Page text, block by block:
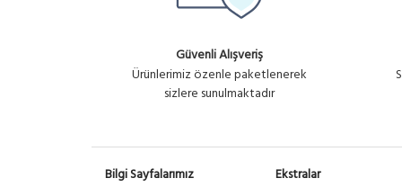
Güvenli Alışveriş
Ürünlerimiz özenle paketlenerek
sizlere sunulmaktadır
Bilgi Sayfalarımız
Ekstralar